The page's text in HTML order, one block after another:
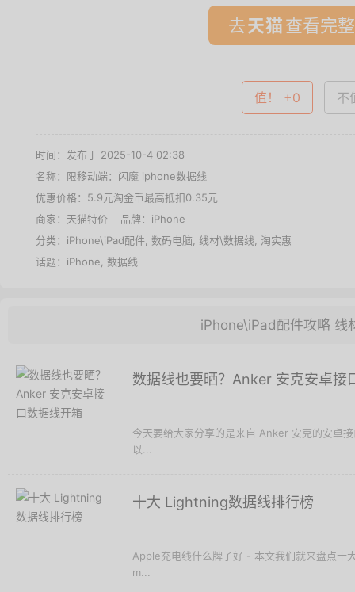
去 查看完
值！ +0 不
时间：发布于 2025-10-4 02:38
名称： 限移动端：闪魔 iphone数据线
优惠价格： 5.9元淘金币最高抵扣0.35元
商家： 天猫特价 品牌： iPhone
分类： iPhone\iPad配件 数码电脑 线材\数据线
淘实惠
话题： iPhone 数据线
iPhone\iPad配件攻略 线
数据线也要晒？Anker 安克安卓接
今天要给大家分享的是来自 Anker 安克的安卓
以...
十大 Lightning数据线排行榜
Apple充电线什么牌子好 - 本文我们就来盘点
m...